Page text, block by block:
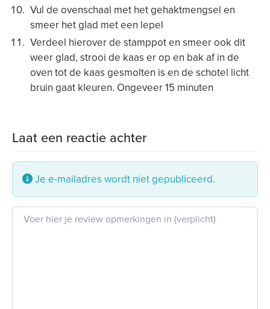
Vul de ovenschaal met het gehaktmengsel en
smeer het glad met een lepel
Verdeel hierover de stamppot en smeer ook dit
weer glad, strooi de kaas er op en bak af in de
oven tot de kaas gesmolten is en de schotel licht
bruin gaat kleuren. Ongeveer 15 minuten
Laat een reactie achter
Je e-mailadres wordt niet gepubliceerd.
Beoordeling tekst